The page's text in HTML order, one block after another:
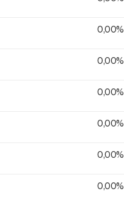
0,00%
0,00%
0,00%
0,00%
0,00%
0,00%